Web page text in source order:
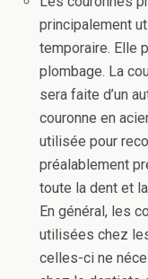
principalement
temporaire. Elle
plombage. La
sera faite d’un
couronne en
utilisée pour
préalablement
toute la dent et
En général, les
utilisées chez
celles-ci ne